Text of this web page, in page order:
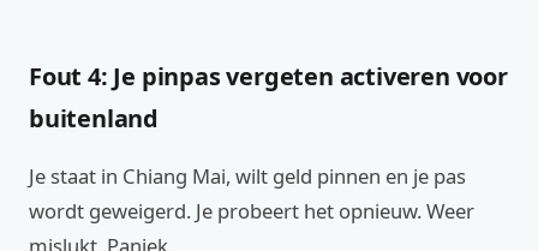
Fout 4: Je pinpas vergeten activeren voor
buitenland
Je staat in Chiang Mai, wilt geld pinnen en je pas
wordt geweigerd. Je probeert het opnieuw. Weer